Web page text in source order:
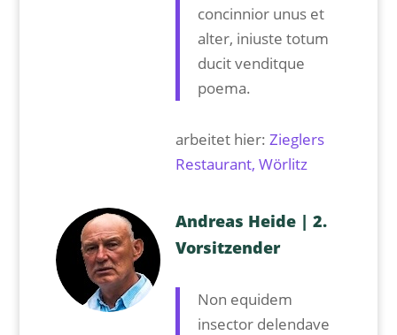
concinnior unus et
alter, iniuste totum
ducit venditque
poema.
arbeitet hier: Zieglers
Restaurant, Wörlitz
Andreas Heide | 2.
Vorsitzender
Non equidem
insector delendave